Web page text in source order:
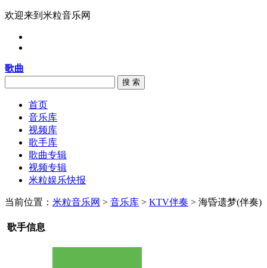
欢迎来到米粒音乐网
歌曲
搜 索
首页
音乐库
视频库
歌手库
歌曲专辑
视频专辑
米粒娱乐快报
当前位置： 米粒音乐网 > 音乐库 > KTV伴奏 > 海昏遗梦(伴奏)
歌手信息